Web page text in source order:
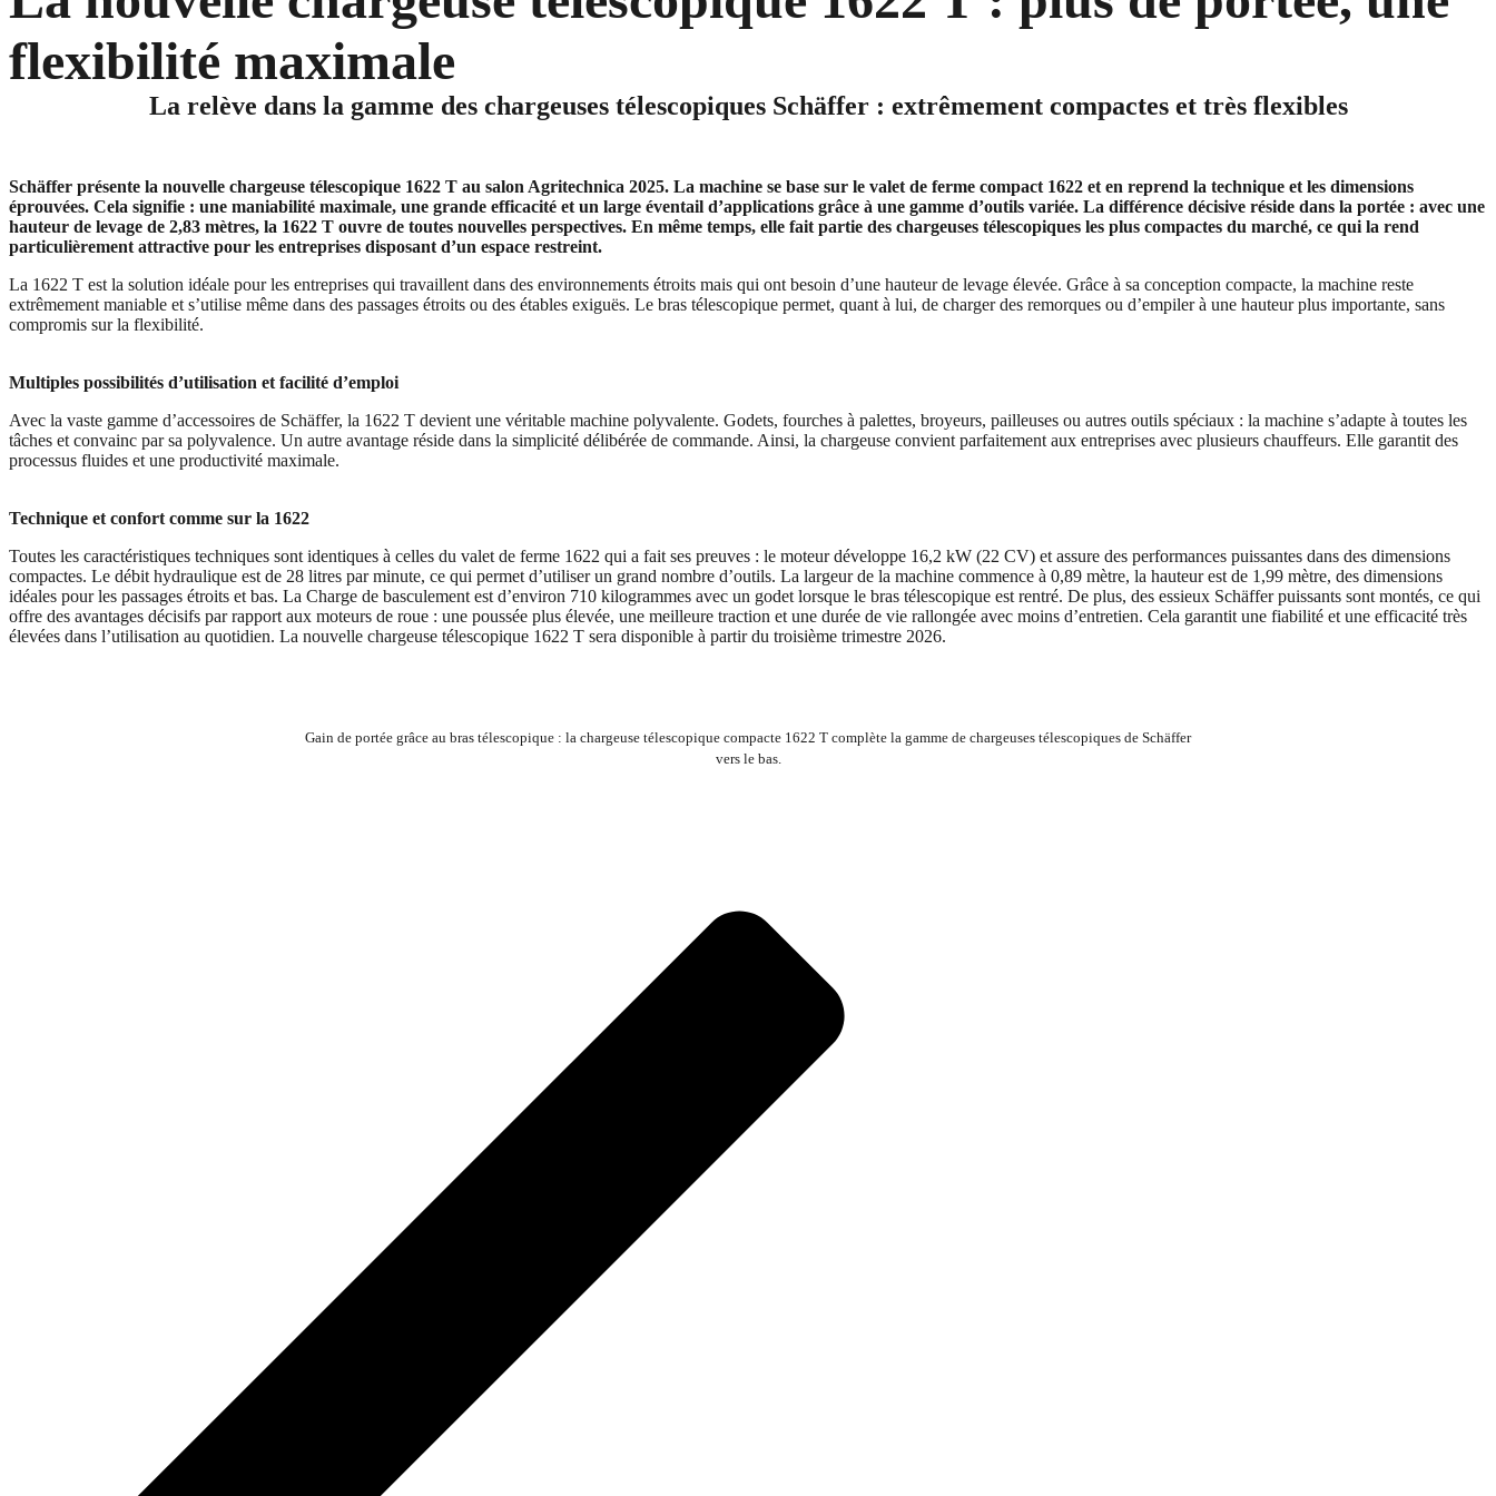
flexibilité maximale
La relève dans la gamme des chargeuses télescopiques Schäffer : extrêmement compactes et très flexibles
Schäffer présente la nouvelle chargeuse télescopique 1622 T au salon Agritechnica 2025. La machine se base sur le valet de ferme compact 1622 et en reprend la technique et les dimensions
éprouvées. Cela signifie : une maniabilité maximale, une grande efficacité et un large éventail d’applications grâce à une gamme d’outils variée. La différence décisive réside dans la portée : avec une
hauteur de levage de 2,83 mètres, la 1622 T ouvre de toutes nouvelles perspectives. En même temps, elle fait partie des chargeuses télescopiques les plus compactes du marché, ce qui la rend
particulièrement attractive pour les entreprises disposant d’un espace restreint.
La 1622 T est la solution idéale pour les entreprises qui travaillent dans des environnements étroits mais qui ont besoin d’une hauteur de levage élevée. Grâce à sa conception compacte, la machine reste
extrêmement maniable et s’utilise même dans des passages étroits ou des étables exiguës. Le bras télescopique permet, quant à lui, de charger des remorques ou d’empiler à une hauteur plus importante, sans
compromis sur la flexibilité.
Multiples possibilités d’utilisation et facilité d’emploi
Avec la vaste gamme d’accessoires de Schäffer, la 1622 T devient une véritable machine polyvalente. Godets, fourches à palettes, broyeurs, pailleuses ou autres outils spéciaux : la machine s’adapte à toutes les
tâches et convainc par sa polyvalence. Un autre avantage réside dans la simplicité délibérée de commande. Ainsi, la chargeuse convient parfaitement aux entreprises avec plusieurs chauffeurs. Elle garantit des
processus fluides et une productivité maximale.
Technique et confort comme sur la 1622
Toutes les caractéristiques techniques sont identiques à celles du valet de ferme 1622 qui a fait ses preuves : le moteur développe 16,2 kW (22 CV) et assure des performances puissantes dans des dimensions
compactes. Le débit hydraulique est de 28 litres par minute, ce qui permet d’utiliser un grand nombre d’outils. La largeur de la machine commence à 0,89 mètre, la hauteur est de 1,99 mètre, des dimensions
idéales pour les passages étroits et bas. La Charge de basculement est d’environ 710 kilogrammes avec un godet lorsque le bras télescopique est rentré. De plus, des essieux Schäffer puissants sont montés, ce qui
offre des avantages décisifs par rapport aux moteurs de roue : une poussée plus élevée, une meilleure traction et une durée de vie rallongée avec moins d’entretien. Cela garantit une fiabilité et une efficacité très
élevées dans l’utilisation au quotidien. La nouvelle chargeuse télescopique 1622 T sera disponible à partir du troisième trimestre 2026.
Gain de portée grâce au bras télescopique : la chargeuse télescopique compacte 1622 T complète la gamme de chargeuses télescopiques de Schäffer
vers le bas.